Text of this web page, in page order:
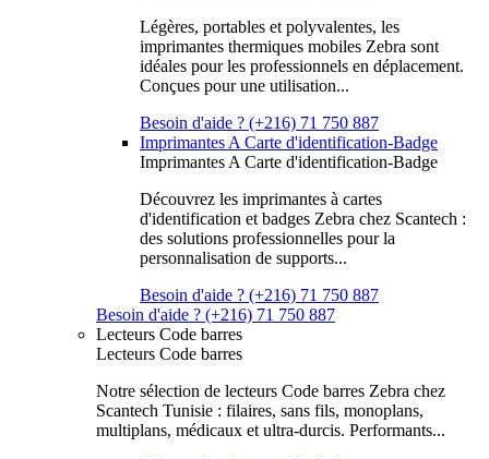
Légères, portables et polyvalentes, les
imprimantes thermiques mobiles Zebra sont
idéales pour les professionnels en déplacement.
Conçues pour une utilisation...
Besoin d'aide ? (+216) 71 750 887
Imprimantes A Carte d'identification-Badge
Imprimantes A Carte d'identification-Badge
Découvrez les imprimantes à cartes
d'identification et badges Zebra chez Scantech :
des solutions professionnelles pour la
personnalisation de supports...
Besoin d'aide ? (+216) 71 750 887
Besoin d'aide ? (+216) 71 750 887
Lecteurs Code barres
Lecteurs Code barres
Notre sélection de lecteurs Code barres Zebra chez
Scantech Tunisie : filaires, sans fils, monoplans,
multiplans, médicaux et ultra-durcis. Performants...